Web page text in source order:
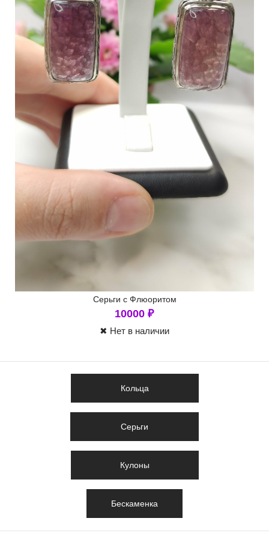
Серьги с Флюоритом
10000 ₽
✖ Нет в наличии
Кольца
Серьги
Кулоны
Бескаменка